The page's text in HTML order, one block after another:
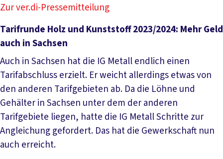
Zur ver.di-Pressemitteilung
Tarifrunde Holz und Kunststoff 2023/2024: Mehr Geld
auch in Sachsen
Auch in Sachsen hat die IG Metall endlich einen
Tarifabschluss erzielt. Er weicht allerdings etwas von
den anderen Tarifgebieten ab. Da die Löhne und
Gehälter in Sachsen unter dem der anderen
Tarifgebiete liegen, hatte die IG Metall Schritte zur
Angleichung gefordert. Das hat die Gewerkschaft nun
auch erreicht.